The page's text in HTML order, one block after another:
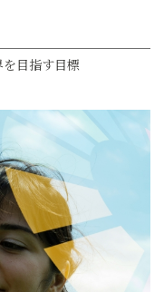
目指す目標